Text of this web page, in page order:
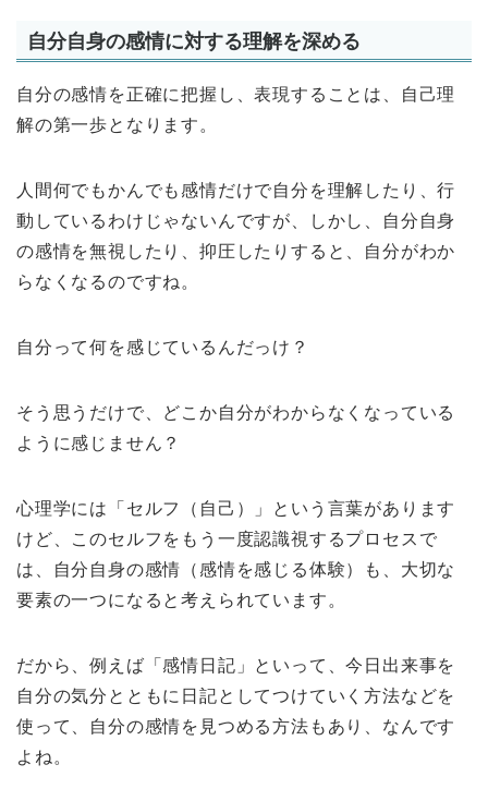
自分自身の感情に対する理解を深める
自分の感情を正確に把握し、表現することは、自己理
解の第一歩となります。
人間何でもかんでも感情だけで自分を理解したり、行
動しているわけじゃないんですが、しかし、自分自身
の感情を無視したり、抑圧したりすると、自分がわか
らなくなるのですね。
自分って何を感じているんだっけ？
そう思うだけで、どこか自分がわからなくなっている
ように感じません？
心理学には「セルフ（自己）」という言葉があります
けど、このセルフをもう一度認識視するプロセスで
は、自分自身の感情（感情を感じる体験）も、大切な
要素の一つになると考えられています。
だから、例えば「感情日記」といって、今日出来事を
自分の気分とともに日記としてつけていく方法などを
使って、自分の感情を見つめる方法もあり、なんです
よね。